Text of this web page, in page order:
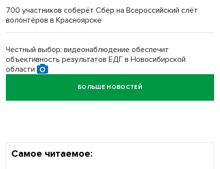
Обновлённое отделение ВТБ открылось в Искитиме
700 участников соберёт Сбер на Всероссийский слёт
волонтёров в Красноярске
Честный выбор: видеонаблюдение обеспечит
объективность результатов ЕДГ в Новосибирской
области
Кибертанки пошли в бой: «Ростелеком» объявляет
БОЛЬШЕ НОВОСТЕЙ
Самое читаемое: